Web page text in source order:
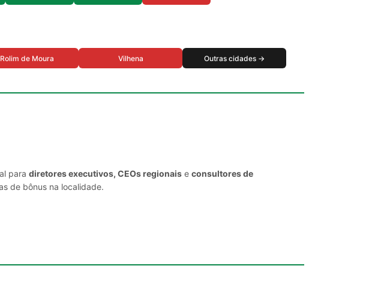
Rolim de Moura Vilhena Outras cidades →
para diretores executivos, CEOs regionais e consultores de
de bônus na localidade.